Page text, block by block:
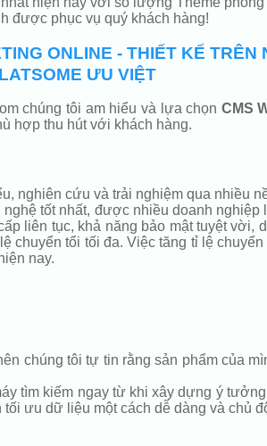
được phục vụ quý khách hàng!
ONLINE - THIẾT KẾ
ƯU VIỆT
chúng tôi am hiểu và lựa chọn CMS
hợp thu hút với khách hàng.
nghiên cứu và trải nghiệm qua nhiều
tốt nhất, được nhiều doanh
liên tục, khả năng bảo mật tuyệt
tổi tối đa. Việc tăng tỉ lệ
nay.
chúng tôi tự tin rằng sản phẩm của
tìm kiếm ngay từ khi xây dựng ý
ưu dữ liệu một cách dễ dàng và chủ